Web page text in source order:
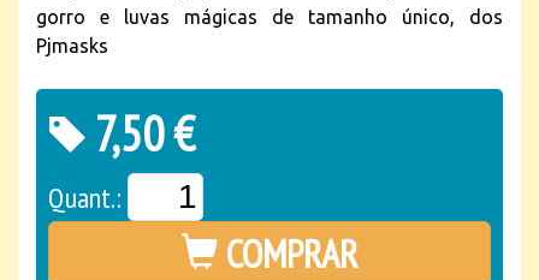
gorro e luvas mágicas de tamanho único, dos
Pjmasks
7,50 €
Quant.:
COMPRAR